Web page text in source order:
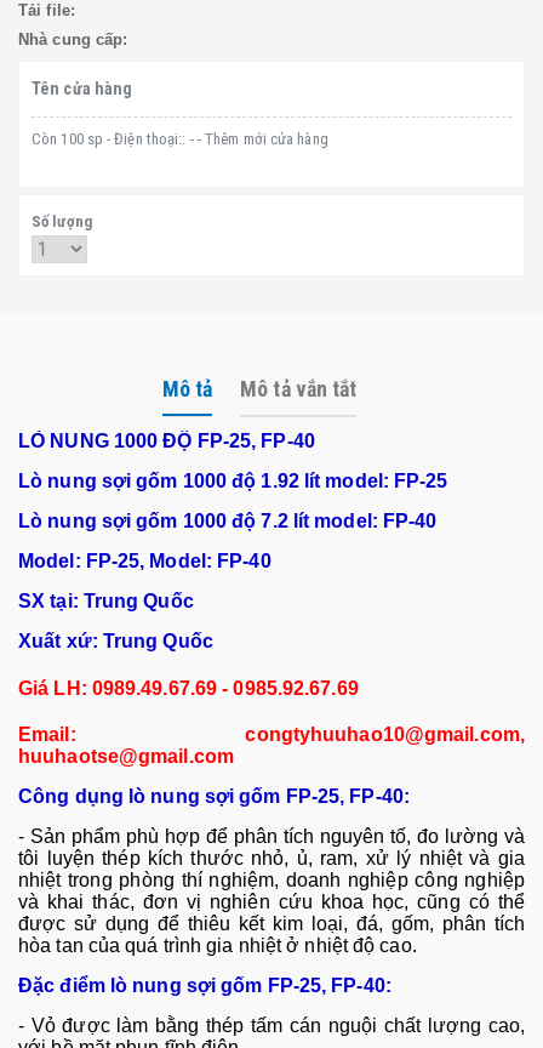
Tải file:
Nhà cung cấp:
Tên cửa hàng
Còn 100 sp - Điện thoại:: - - Thêm mới cửa hàng
Số lượng
Mô tả Mô tả vắn tắt
LÒ NUNG 1000 ĐỘ FP-25, FP-40
Lò nung sợi gốm 1000 độ 1.92 lít model: FP-25
Lò nung sợi gốm 1000 độ 7.2 lít model: FP-40
Model: FP-25, Model: FP-40
SX tại: Trung Quốc
Xuất xứ: Trung Quốc
Giá LH: 0989.49.67.69 - 0985.92.67.69
Email: congtyhuuhao10@gmail.com,
huuhaotse@gmail.com
Công d ụng lò nung sợi gốm FP-25, FP-40:
- Sản phẩm phù hợp để phân tích nguyên tố, đo lường và
tôi luyện thép kích thước nhỏ, ủ, ram, xử lý nhiệt và gia
nhiệt trong phòng thí nghiệm, doanh nghiệp công nghiệp
và khai thác, đơn vị nghiên cứu khoa học, cũng có thể
được sử dụng để thiêu kết kim loại, đá, gốm, phân tích
hòa tan của quá trình gia nhiệt ở nhiệt độ cao.
Đặc điểmlò nung sợi gốm FP-25, FP-40:
- Vỏ được làm bằng thép tấm cán nguội chất lượng cao,